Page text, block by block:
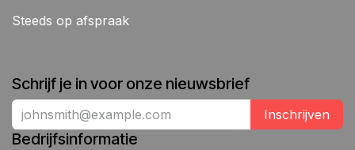
Steeds op afspraak
Schrijf je in voor onze nieuwsbrief
Inschrijven
Bedrijfsinformatie